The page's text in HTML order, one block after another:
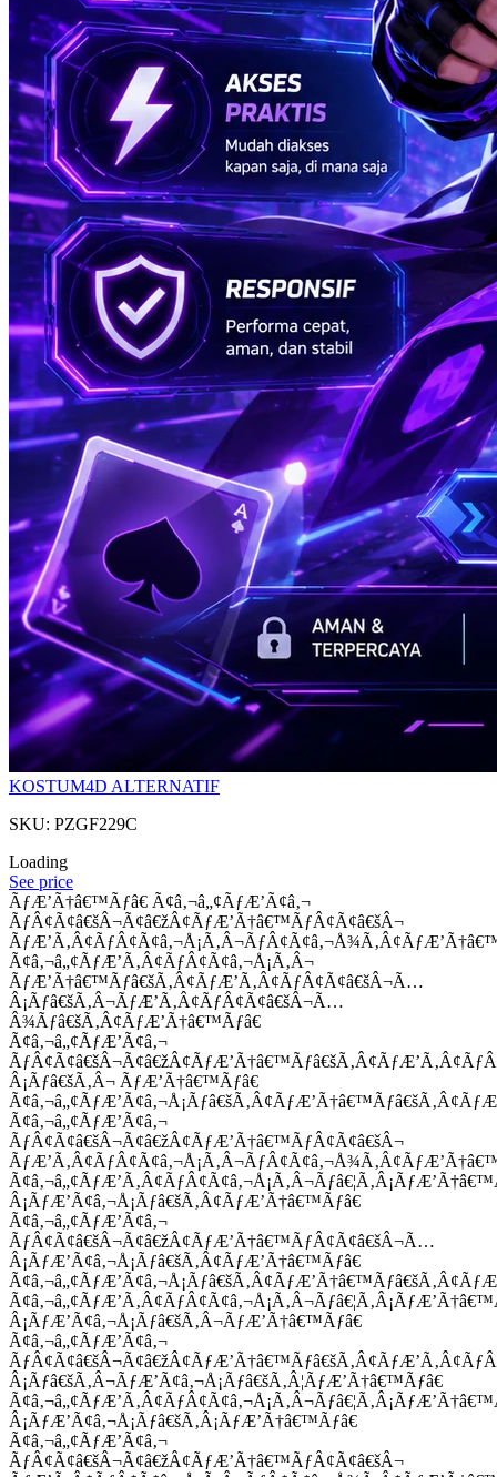
KOSTUM4D ALTERNATIF
SKU: PZGF229C
Loading
See price
ÃƒÆ’Ã†â€™Ãƒâ€ Ã¢â‚¬â„¢ÃƒÆ’Ã¢â‚¬
ÃƒÂ¢Ã¢â€šÂ¬Ã¢â€žÂ¢ÃƒÆ’Ã†â€™ÃƒÂ¢Ã¢â€šÂ¬
Ã¢â‚¬â„¢ÃƒÆ’Ã‚Â¢ÃƒÂ¢Ã¢â‚¬Å¡Ã‚Â¬
ÃƒÆ’Ã†â€™Ãƒâ€šÃ‚Â¢ÃƒÆ’Ã‚Â¢ÃƒÂ¢Ã¢â€šÂ¬Ã…
Â¡Ãƒâ€šÃ‚Â¬ÃƒÆ’Ã‚Â¢ÃƒÂ¢Ã¢â€šÂ¬Ã…
Â¾Ãƒâ€šÃ‚Â¢ÃƒÆ’Ã†â€™Ãƒâ€
Ã¢â‚¬â„¢ÃƒÆ’Ã¢â‚¬
Â¡Ãƒâ€šÃ‚Â¬ ÃƒÆ’Ã†â€™Ãƒâ€
Ã¢â‚¬â„¢ÃƒÆ’Ã¢â‚¬
ÃƒÂ¢Ã¢â€šÂ¬Ã¢â€žÂ¢ÃƒÆ’Ã†â€™ÃƒÂ¢Ã¢â€šÂ¬
Â¡ÃƒÆ’Ã¢â‚¬Å¡Ãƒâ€šÃ‚Â¢ÃƒÆ’Ã†â€™Ãƒâ€
Ã¢â‚¬â„¢ÃƒÆ’Ã¢â‚¬
ÃƒÂ¢Ã¢â€šÂ¬Ã¢â€žÂ¢ÃƒÆ’Ã†â€™ÃƒÂ¢Ã¢â€šÂ¬Ã…
Â¡ÃƒÆ’Ã¢â‚¬Å¡Ãƒâ€šÃ‚Â¢ÃƒÆ’Ã†â€™Ãƒâ€
Â¡ÃƒÆ’Ã¢â‚¬Å¡Ãƒâ€šÃ‚Â¬ÃƒÆ’Ã†â€™Ãƒâ€
Ã¢â‚¬â„¢ÃƒÆ’Ã¢â‚¬
Â¡Ãƒâ€šÃ‚Â¬ÃƒÆ’Ã¢â‚¬Å¡Ãƒâ€šÃ‚Â¦ÃƒÆ’Ã†â€™Ãƒâ€
Â¡ÃƒÆ’Ã¢â‚¬Å¡Ãƒâ€šÃ‚Â¡ÃƒÆ’Ã†â€™Ãƒâ€
Ã¢â‚¬â„¢ÃƒÆ’Ã¢â‚¬
ÃƒÂ¢Ã¢â€šÂ¬Ã¢â€žÂ¢ÃƒÆ’Ã†â€™ÃƒÂ¢Ã¢â€šÂ¬